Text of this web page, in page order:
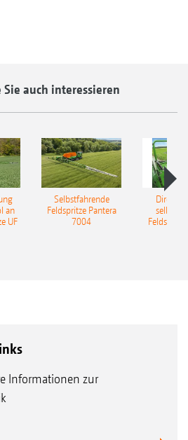
Sie auch interessieren
an
UF
Selbstfahrende
Feldspritze Pantera
7004
Informationen zur